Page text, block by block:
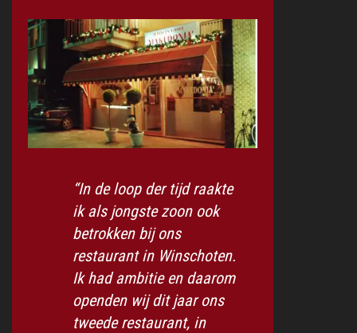
“In de loop der tijd raakte
ik als jongste zoon ook
betrokken bij ons
restaurant in Winschoten.
Ik had ambitie en daarom
openden wij dit jaar ons
tweede restaurant, in